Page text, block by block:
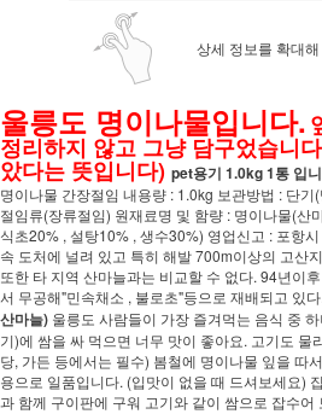
상세 정보를 확대
울릉도 명이나물입니다.
정리하지 않고 그냥 담구었습니
았다는 뜻입니다) pet용기 1.0kg 1통 입
명이나물 간장절임 내용량 : 1.0kg 보관방법 : 단
절임류(장류절임) 원재료명 및 함량 : 명이나물(산
식초20% , 설탕10% , 생수30%) 영업신고 : 포항
속 도처에 널려 있고 특히 해발 700m이상의 고산
또한 타 지역 산마늘과는 비교할 수 없다. 94년이
서 무공해"민속채소 , 불로초"등으로 재배되고 있다.
산마늘) 울릉도 사람들이 가장 즐겨먹는 음식 중
기)에 쌈을 싸 먹으면 너무 맛이 좋아요. 고기도 물
당, 가든 등에서는 필수) 봄철에 명이나물 잎을 따
용으로 일품입니다. (입맛이 없을 때 드셔보세요)
과 함께 구이판에 구워 고기와 같이 쌈으로 잡수